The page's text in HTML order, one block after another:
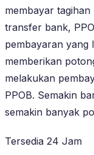
membayar
transfer bank,
pembayaran yang
memberikan
melakukan
PPOB. Semakin
semakin banyak
Tersedia 24 Jam